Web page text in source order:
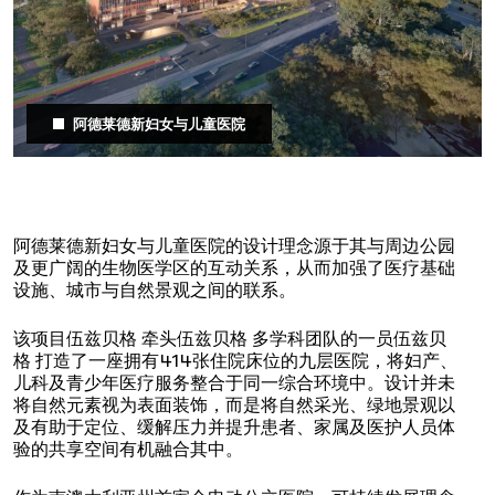
阿德莱德新妇女与儿童医院
阿德莱德新妇女与儿童医院的设计理念源于其与周边公园
及更广阔的生物医学区的互动关系，从而加强了医疗基础
设施、城市与自然景观之间的联系。
该项目伍兹贝格 牵头伍兹贝格 多学科团队的一员伍兹贝
格 打造了一座拥有414张住院床位的九层医院，将妇产、
儿科及青少年医疗服务整合于同一综合环境中。设计并未
将自然元素视为表面装饰，而是将自然采光、绿地景观以
及有助于定位、缓解压力并提升患者、家属及医护人员体
验的共享空间有机融合其中。